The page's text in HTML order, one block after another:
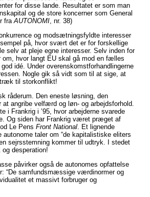
for disse lande. Resultatet er som man
og de store koncerner som General
fra AUTONOMI , nr. 38)
og modsætningsfyldte interesser
på, hvor svært det er for forskellige
selv at pleje egne interesser. Selv inden for
om, hvor langt EU skal gå mod en fælles
idé. Under overenskomstforhandlingerne
Nogle gik så vidt som til at sige, at
til storkonflikt!
råderum. Den eneste løsning, den
angribe velfærd og løn- og arbejdsforhold.
i Frankrig i ’95, hvor arbejderne svarede
Og siden har Frankrig været præget af
Le Pens Front National . Et lignende
taler om “de kapitalistiske eliters
sejrsstemning kommer til udtryk. I stedet
desperation!
påvirker også de autonomes opfattelse
“De samfundsmæssige værdinormer og
et massivt forbruger og